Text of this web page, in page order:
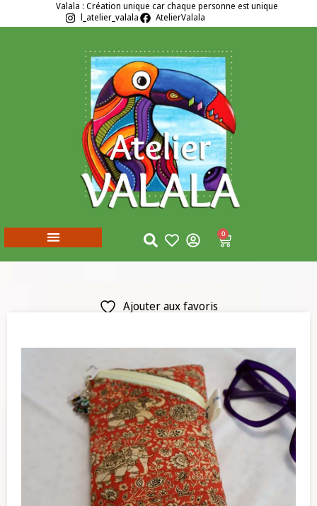
Valala : Création unique car chaque personne est unique
l_atelier_valala
AtelierValala
0
Ajouter aux favoris